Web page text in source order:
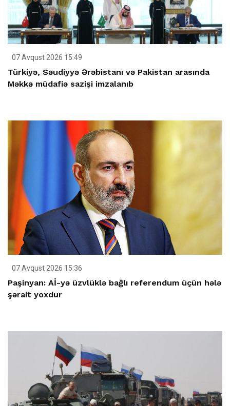
07 Avqust 2026 15:49
Türkiyə, Səudiyyə Ərəbistanı və Pakistan arasında
Məkkə müdafiə sazişi imzalanıb
07 Avqust 2026 15:36
Paşinyan: Aİ-yə üzvlüklə bağlı referendum üçün hələ
şərait yoxdur